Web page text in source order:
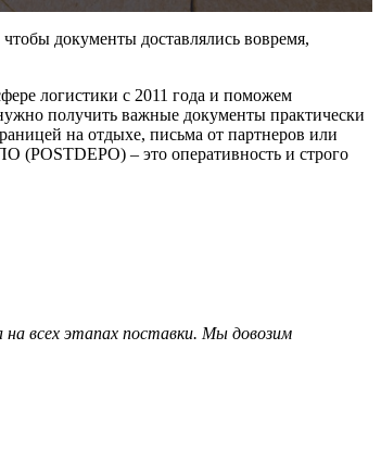
документы доставлялись вовремя,
логистики с 2011 года и поможем
получить важные документы практически
на отдыхе, письма от партнеров или
– это оперативность и строго
всех этапах поставки. Мы довозим